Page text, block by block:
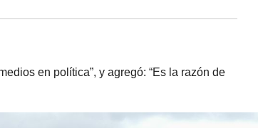
en política”, y agregó: “Es la razón de